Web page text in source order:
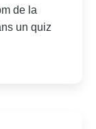
de la
un quiz